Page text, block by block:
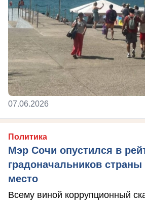
07.06.2026
Политика
Мэр Сочи опустился в
градоначальников страны
место
Всему виной коррупционный